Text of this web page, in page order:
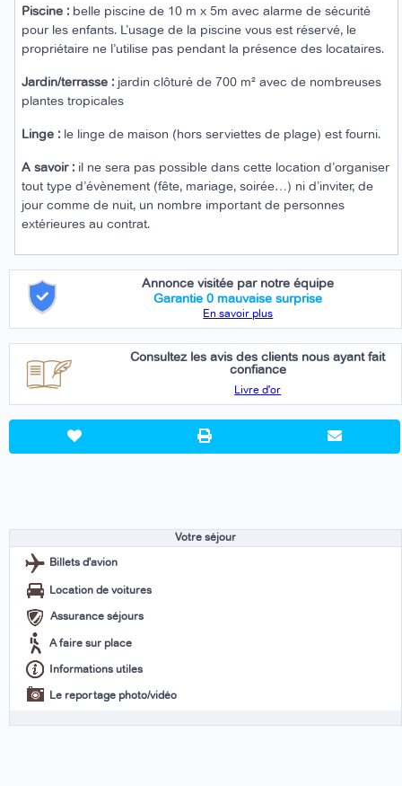
Piscine : belle piscine de 10 m x 5m avec alarme de sécurité
pour les enfants. L’usage de la piscine vous est réservé, le
propriétaire ne l’utilise pas pendant la présence des locataires.
Jardin/terrasse : jardin clôturé de 700 m² avec de nombreuses
plantes tropicales
Linge : le linge de maison (hors serviettes de plage) est fourni.
A savoir : il ne sera pas possible dans cette location d’organiser
tout type d’évènement (fête, mariage, soirée…) ni d’inviter, de
jour comme de nuit, un nombre important de personnes
extérieures au contrat.
Annonce visitée par notre équipe
Garantie 0 mauvaise surprise
En savoir plus
Consultez les avis des clients nous ayant fait
confiance
Livre d'or
Votre séjour
Billets d'avion
Location de voitures
Assurance séjours
A faire sur place
Informations utiles
Le reportage photo/vidéo